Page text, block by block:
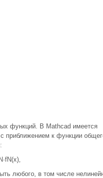
функций. В Mathcad имеется
приближением к функции
любого, в том числе